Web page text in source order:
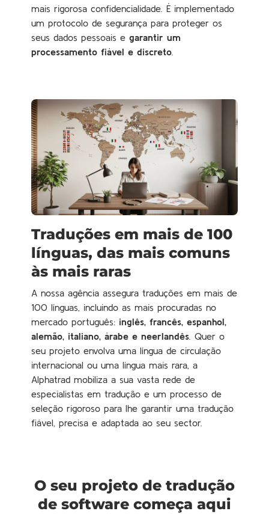
mais rigorosa confidencialidade. É implementado
um protocolo de segurança para proteger os
seus dados pessoais egarantir um
processamento fiável e discreto
Traduções em mais de 100
línguas, das mais comuns
às mais raras
A nossa agência assegura traduções em mais de
100 línguas, incluindo as mais procuradas no
mercado português: inglês, francês, espanhol,
alemão, italiano, árabe e neerlandês . Quer o
seu projeto envolva uma língua de circulação
internacional ou uma língua mais rara, a
Alphatrad mobiliza a sua vasta rede de
especialistas em tradução e um processo de
seleção rigoroso para lhe garantir uma tradução
fiável, precisa e adaptada ao seu sector.
O seu projeto de tradução
de software começa aqui